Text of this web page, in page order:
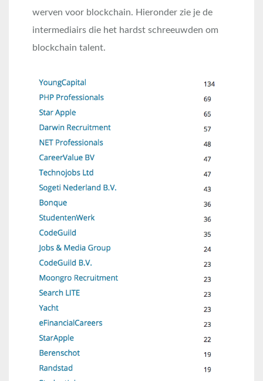
werven voor blockchain. Hieronder zie je de
intermediairs die het hardst schreeuwden om
blockchain talent.